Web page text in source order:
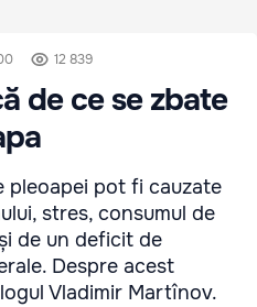
12 839
de ce se zbate
pleoapei pot fi cauzate
stres, consumul de
de un deficit de
Despre acest
Vladimir Martînov.